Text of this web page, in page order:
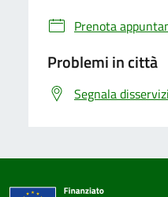
Prenota
Problemi in città
Segnala